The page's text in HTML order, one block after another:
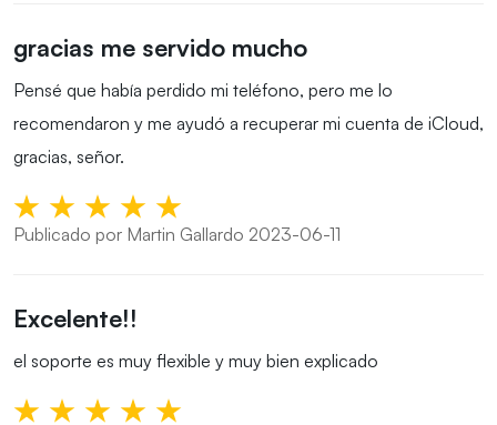
gracias me servido mucho
Pensé que había perdido mi teléfono, pero me lo
recomendaron y me ayudó a recuperar mi cuenta de iCloud,
gracias, señor.
Publicado por Martin Gallardo 2023-06-11
Excelente!!
el soporte es muy flexible y muy bien explicado